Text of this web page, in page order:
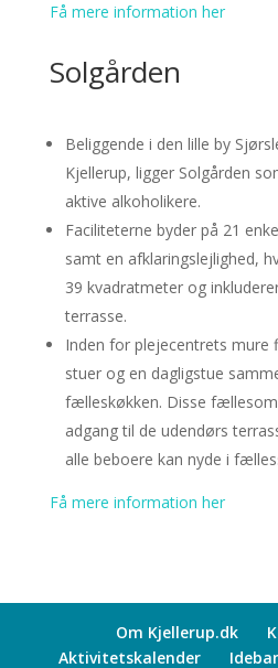
Få mere information her
Solgården
Beliggende i den lille by
Kjellerup, ligger Solgården
aktive alkoholikere.
Faciliteterne byder på 21
samt en afklaringslejlighed,
39 kvadratmeter og
terrasse.
Inden for plejecentrets mure
stuer og en dagligstue
fælleskøkken. Disse
adgang til de udendørs
alle beboere kan nyde i
Få mere information her
Om Kjellerup.dk
Aktivitetskalender